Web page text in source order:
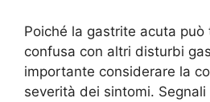
Poiché la gastrite acuta può
confusa con altri disturbi
importante considerare la
severità dei sintomi.